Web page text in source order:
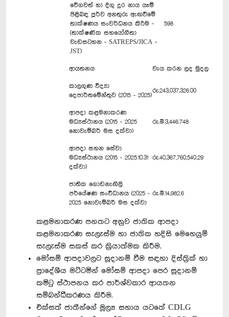
වේගවත් හා දිගු දුර නාය යෑම්
පිළිබඳ පූර්ව අනතුරු ඇඟවීමේ
තාක්ෂණය සංවර්ධනය කිරීම -
(තාක්ෂණික සහයෝගීතා
වැඩසටහන - SATREPS/JICA -
JST)
598
ආයතනය වැය කරන ලද මුදල
කාලගුණ විද්‍යා
දෙපාර්තමේන්තුව (2015 - 2025)
රු.243,037,326.00
ආපදා කළමනාකරණ
මධ්‍යස්ථානය (2015 - 2025
නොවැම්බර් මස දක්වා)
රු.මි.3,446.748
ආපදා සහන සේවා
මධ්‍යස්ථානය (2015 - 2025.10.31
දක්වා)
රු.40,367,760,540.29
ජාතික ගොඩනැඟිලි
පර්යේෂණ සංවිධානය (2025 -
2025 නොවැම්බර් මස දක්වා
රු.මි.14,982.6
කළමනාකරණ පනතට අනුව ජාතික ආපදා
කළමනාකරණ සැලැස්ම හා ජාතික හදිසි මෙහෙයුම්
සැලැස්ම සකස් කර ක්‍රියාත්මක කිරීම.
මෝසම් ආපදාවලට සූදානම් වීම සඳහා දිස්ත්‍රික් හා
ප්‍රාදේශීය මට්ටමින් මෝසම් ආපදා පෙර සූදානම්
කමිටු ස්ථාපනය කර පාර්ශ්වකාර ආයතන
සම්බන්ධීකරණය කිරීම.
එක්සත් ජාතීන්ගේ මූල්‍ය සහාය යටතේ CDLG